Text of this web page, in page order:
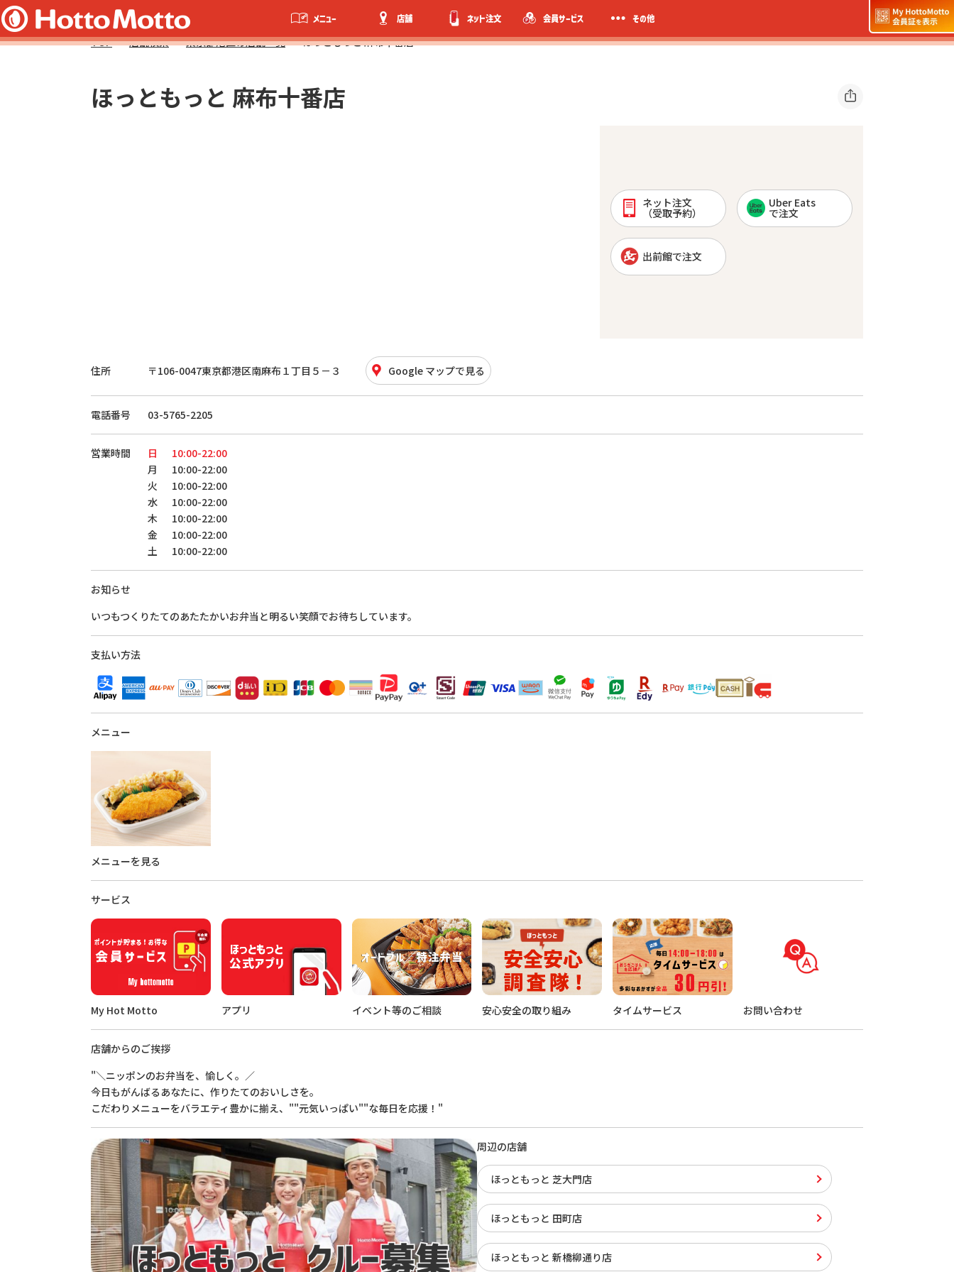
メニュー 店舗 ネット注文 会員サービス その他
TOP 店舗検索 東京都港区の店舗一覧 ほっともっと 麻布十番店
ほっともっと 麻布十番店
ネット注文
（受取予約）
Uber Eats
で注文
出前館で注文
住所 〒106-0047東京都港区南麻布１丁目５－３ Google マップで見る
電話番号 03-5765-2205
営業時間 日
10:00-22:00
月
10:00-22:00
火
10:00-22:00
水
10:00-22:00
木
10:00-22:00
金
10:00-22:00
土
10:00-22:00
お知らせ
いつもつくりたてのあたたかいお弁当と明るい笑顔でお待ちしています。
支払い方法
メニュー
メニューを見る
サービス
My Hot Motto アプリ イベント等のご相談 安心安全の取り組み タイムサービス お問い合わせ
店舗からのご挨拶
"＼ニッポンのお弁当を、愉しく。／
今日もがんばるあなたに、作りたてのおいしさを。
こだわりメニューをバラエティ豊かに揃え、""元気いっぱい""な毎日を応援！"
周辺の店舗
ほっともっと 芝大門店
ほっともっと 田町店
ほっともっと 新橋柳通り店